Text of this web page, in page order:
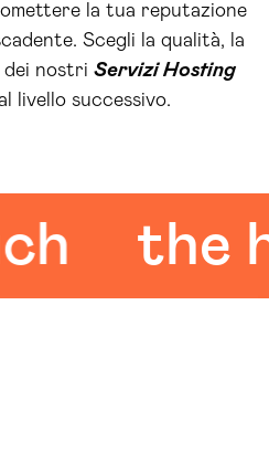
la tua reputazione
Scegli la qualità, la
dei nostri Servizi Hosting
livello successivo.
the